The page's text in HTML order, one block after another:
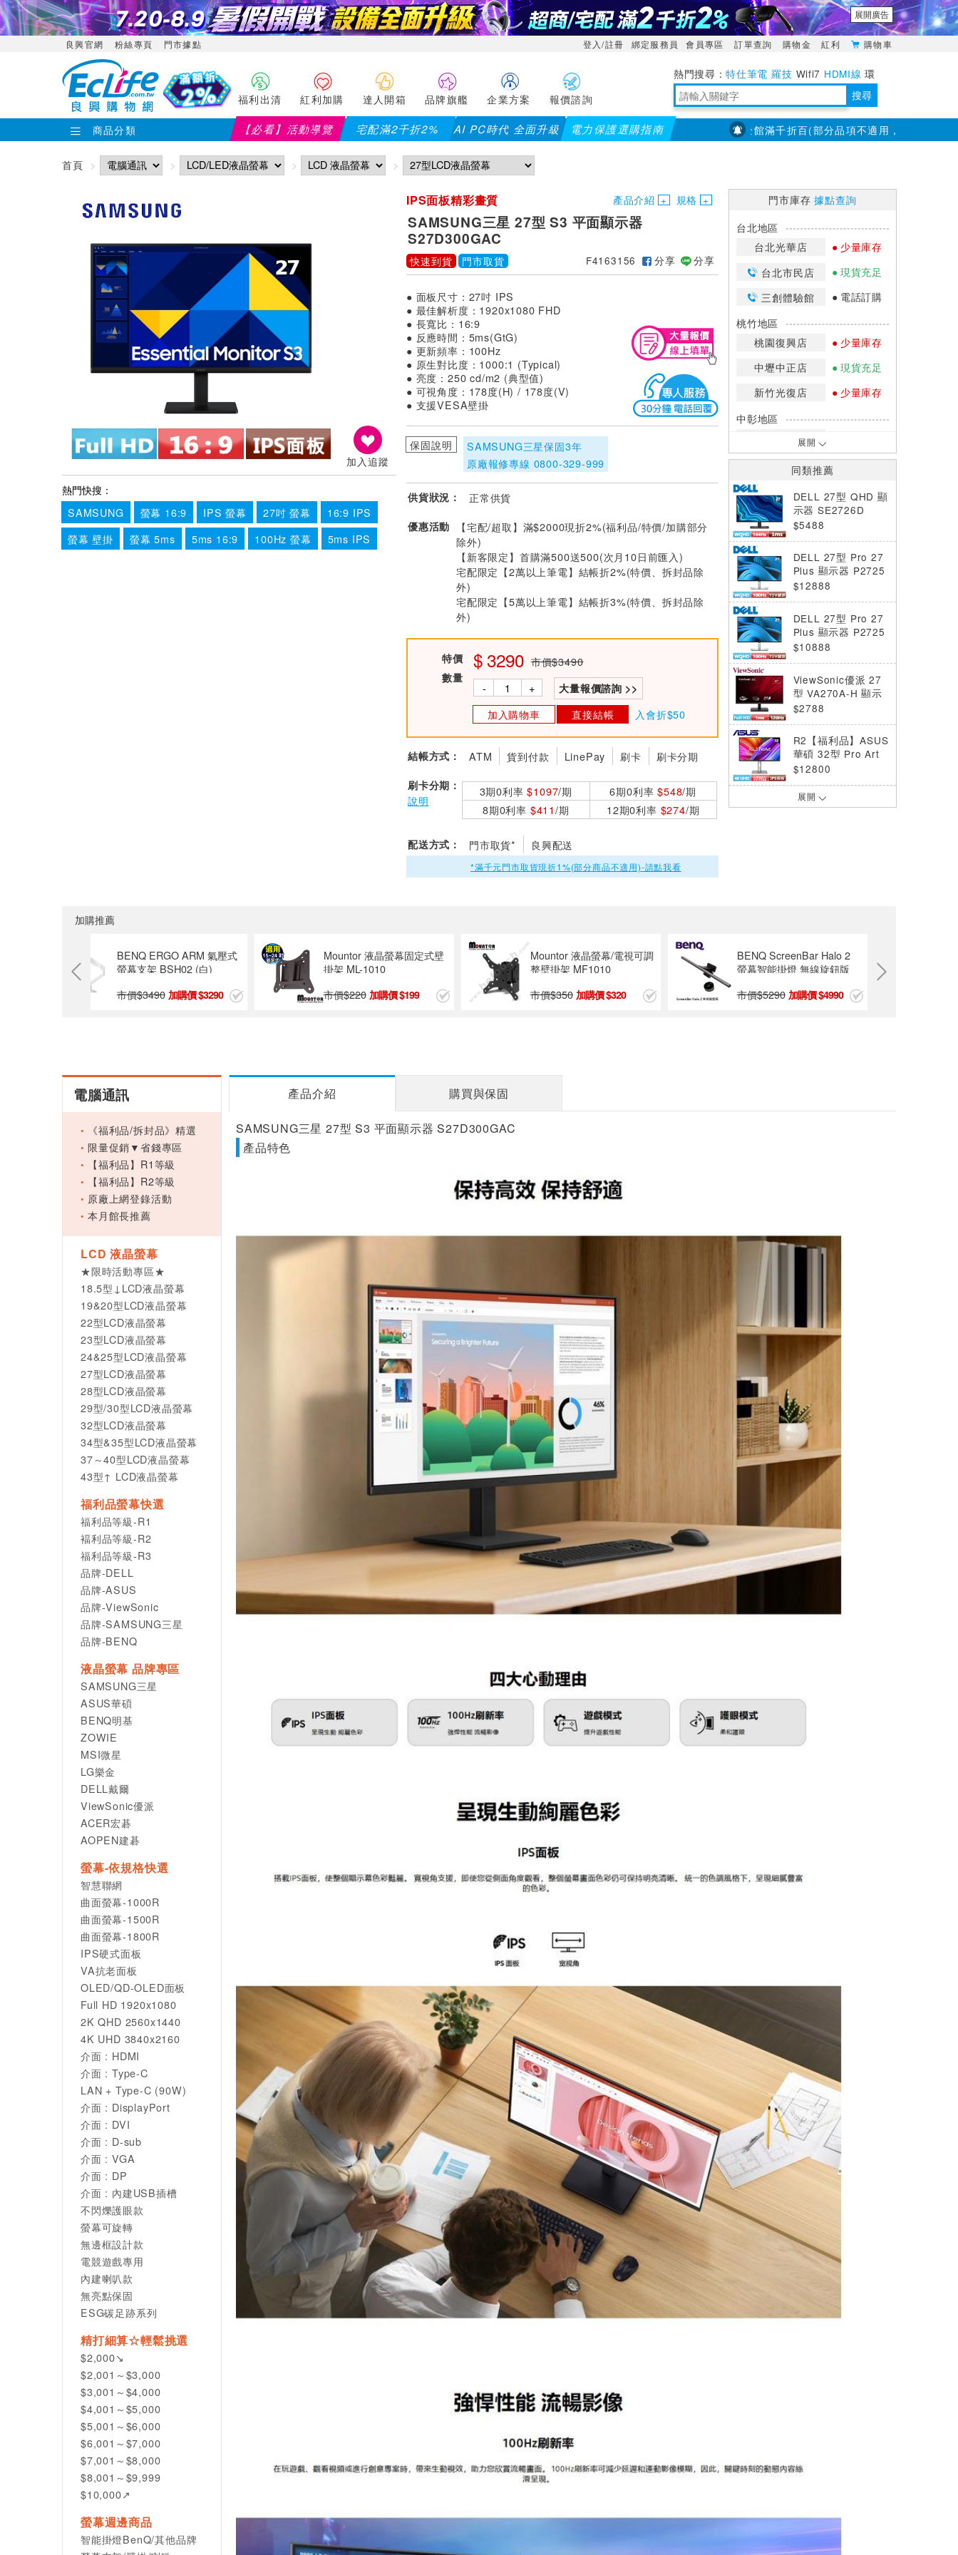
展開廣告
良興官網 粉絲專頁 門市據點 登入/註冊 綁定服務員 會員專區 訂單查詢 購物金 紅利 購物車
福利出清 紅利加購 達人開箱 品牌旗艦 企業方案 報價諮詢
特仕筆電 羅技 Wifi7 HDMI線 環
境量測 明緯POWER 搜尋
商品分類 【必看】活動導覽 宅配滿2千折2% AI PC時代 全面升級 電力保護選購指南【PX大通】全館滿千折百(部分品項不適用，滿2千折200...)
首頁
加入追蹤
熱門快搜：
SAMSUNG
螢幕 16:9 IPS 螢幕 27吋 螢幕
16:9 IPS
螢幕 壁掛
螢幕 5ms 5ms 16:9 100Hz 螢幕 5ms IPS
IPS面板精彩畫質 產品介紹 規格
SAMSUNG三星 27型 S3 平面顯示器
S27D300GAC
快速到貨 門市取貨 F4163156 分享 分享
● 面板尺寸：27吋 IPS
● 最佳解析度：1920x1080 FHD
● 長寬比：16:9
● 反應時間：5ms(GtG)
● 更新頻率：100Hz
● 原生對比度：1000:1 (Typical)
● 亮度：250 cd/m2 (典型值)
● 可視角度：178度(H) / 178度(V)
● 支援VESA壁掛
保固說明
SAMSUNG三星保固3年
原廠報修專線 0800-329-999
供貨狀況： 正常供貨
優惠活動
【宅配/超取】滿$2000現折2%(福利品/特價/加購部分
除外)
【新客限定】首購滿500送500(次月10日前匯入)
宅配限定【2萬以上筆電】結帳折2%(特價、拆封品除
外)
宅配限定【5萬以上筆電】結帳折3%(特價、拆封品除
外)
特價 3290 市價$3490
數量
- + 大量報價諮詢 >>
加入購物車 直接結帳 入會折$50
結帳方式： ATM 貨到付款 LinePay 刷卡 刷卡分期
刷卡分期：
說明
3期0利率$1097/期 6期0利率$548/期
8期0利率 $411/期 12期0利率 $274/期
配送方式： 門市取貨* 良興配送
*滿千元門市取貨現折1%(部分商品不適用)-請點我看
門市庫存據點查詢
台北地區
台北光華店
少量庫存
台北市民店
現貨充足
三創體驗館
電話訂購
桃竹地區
桃園復興店
少量庫存
中壢中正店
現貨充足
新竹光復店
少量庫存
中彰地區
台中英才店
嘉南地區
高雄中華店
高雄鳳山店
少量庫存
*庫存數量：網路訂購(0)、少量庫存
(1~2)、現貨充足(3以上)。
*門市庫存以店內實際數量為準，可使
用專人服務或撥打門市電話洽詢。
展開
同類推薦
DELL 27型 QHD 顯
示器 SE2726D
$5488
DELL 27型 Pro 27
Plus 顯示器 P2725
DE
$12888
DELL 27型 Pro 27
Plus 顯示器 P2725
D
$10888
ViewSonic優派 27
型 VA270A-H 顯示
器
$2788
R2【福利品】ASUS
華碩 32型 Pro Art
PA329CRV 4K專業
$12800
R2【福利品】View
轉護眼顯示器
$3488
R1【福利品】Dell
27型 SE2726H 顯
展開
加購推薦
BENQ ERGO ARM 氣壓式
螢幕支架 BSH02 (白)
市價$3490 3290
Mountor 液晶螢幕固定式壁
掛架 ML-1010
市價$220 199
Mountor 液晶螢幕/電視可調
整壁掛架 MF1010
市價$350 320
BENQ ScreenBar Halo 2
螢幕智能掛燈 無線旋鈕版
市價$5290 4990
電腦通訊
《福利品/拆封品》精選
限量促銷▼省錢專區
【福利品】R1等級
【福利品】R2等級
原廠上網登錄活動
本月館長推薦
LCD 液晶螢幕
★限時活動專區★
18.5型↓LCD液晶螢幕
19&20型LCD液晶螢幕
22型LCD液晶螢幕
23型LCD液晶螢幕
24&25型LCD液晶螢幕
27型LCD液晶螢幕
28型LCD液晶螢幕
29型/30型LCD液晶螢幕
32型LCD液晶螢幕
34型&35型LCD液晶螢幕
37～40型LCD液晶螢幕
43型↑ LCD液晶螢幕
福利品螢幕快選
福利品等級-R1
褔利品等級-R2
福利品等級-R3
品牌-DELL
品牌-ASUS
品牌-ViewSonic
品牌-SAMSUNG三星
品牌-BENQ
液晶螢幕 品牌專區
SAMSUNG三星
ASUS華碩
BENQ明基
ZOWIE
MSI微星
LG樂金
DELL戴爾
ViewSonic優派
ACER宏碁
AOPEN建碁
螢幕-依規格快選
智慧聯網
曲面螢幕-1000R
曲面螢幕-1500R
曲面螢幕-1800R
IPS硬式面板
VA抗老面板
OLED/QD-OLED面板
Full HD 1920x1080
2K QHD 2560x1440
4K UHD 3840x2160
介面 : HDMI
介面 : Type-C
LAN + Type-C (90W)
介面 : DisplayPort
介面 : DVI
介面 : D-sub
介面 : VGA
介面 : DP
介面 : 內建USB插槽
不閃爍護眼款
螢幕可旋轉
無邊框設計款
電競遊戲專用
內建喇叭款
無亮點保固
ESG碳足跡系列
精打細算☆輕鬆挑選
$2,000↘
$2,001～$3,000
$3,001～$4,000
$4,001～$5,000
$5,001～$6,000
$6,001～$7,000
$7,001～$8,000
$8,001～$9,999
$10,000↗
螢幕週邊商品
智能掛燈BenQ/其他品牌
產品介紹 購買與保固
SAMSUNG三星 27型 S3 平面顯示器 S27D300GAC
產品特色